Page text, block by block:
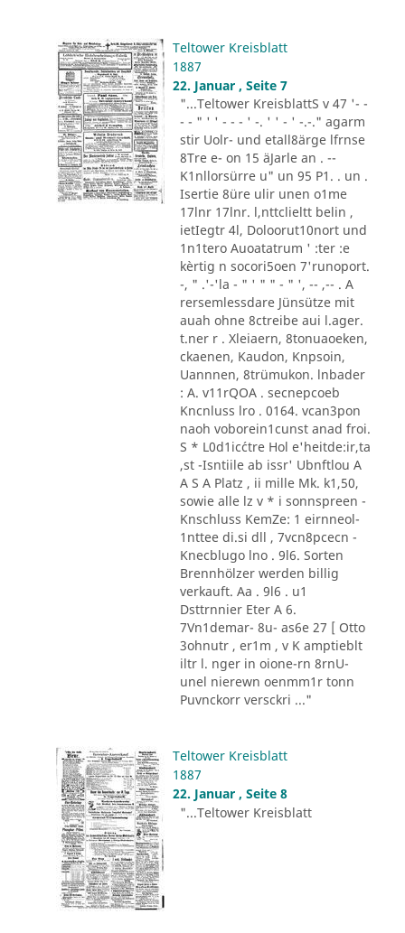
Teltower Kreisblatt
1887
22. Januar , Seite 7
"...Teltower KreisblattS v 47 '- -
- - " ' ' - - - ' -. ' ' - ' -.-." agarm
stir Uolr- und etall8ärge lfrnse
8Tre e- on 15 äJarle an . --
K1nllorsürre u" un 95 P1. . un .
Isertie 8üre ulir unen o1me
17lnr 17lnr. l,nttclieltt belin ,
ietIegtr 4l, Doloorut10nort und
1n1tero Auoatatrum ' :ter :e
kèrtig n socori5oen 7'runoport.
-, " .'-'la - " ' " " - " ', -- ,-- . A
rersemlessdare Jünsütze mit
auah ohne 8ctreibe aui l.ager.
t.ner r . Xleiaern, 8tonuaoeken,
ckaenen, Kaudon, Knpsoin,
Uannnen, 8trümukon. lnbader
: A. v11rQOA . secnepcoeb
Kncnluss lro . 0164. vcan3pon
naoh voborein1cunst anad froi.
S * L0d1ic´ctre Hol e'heitde:ir,ta
,st -Isntiile ab issr' Ubnftlou A
A S A Platz , ii mille Mk. k1,50,
sowie alle lz v * i sonnspreen -
Knschluss KemZe: 1 eirnneol-
1nttee di.si dll , 7vcn8pcecn -
Knecblugo lno . 9l6. Sorten
Brennhölzer werden billig
verkauft. Aa . 9l6 . u1
Dsttrnnier Eter A 6.
7Vn1demar- 8u- as6e 27 [ Otto
3ohnutr , er1m , v K amptieblt
iltr l. nger in oione-rn 8rnU-
unel nierewn oenmm1r tonn
Puvnckorr versckri ..."
Teltower Kreisblatt
1887
22. Januar , Seite 8
"...Teltower Kreisblatt